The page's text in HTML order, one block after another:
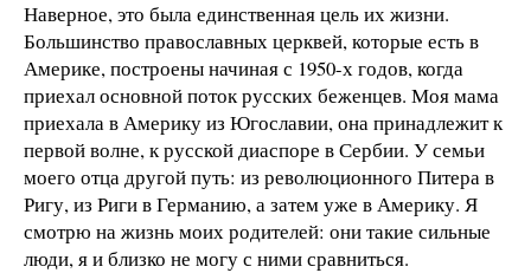
Наверное, это была единственная цель их жизни.
Большинство православных церквей, которые есть в
Америке, построены начиная с 1950-х годов, когда
приехал основной поток русских беженцев. Моя мама
приехала в Америку из Югославии, она принадлежит к
первой волне, к русской диаспоре в Сербии. У семьи
моего отца другой путь: из революционного Питера в
Ригу, из Риги в Германию, а затем уже в Америку. Я
смотрю на жизнь моих родителей: они такие сильные
люди, я и близко не могу с ними сравниться.